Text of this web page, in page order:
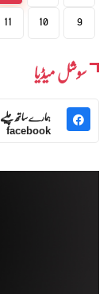
9
10
11
سوشل میڈیا
ہمارے ساتھ چلیے
facebook